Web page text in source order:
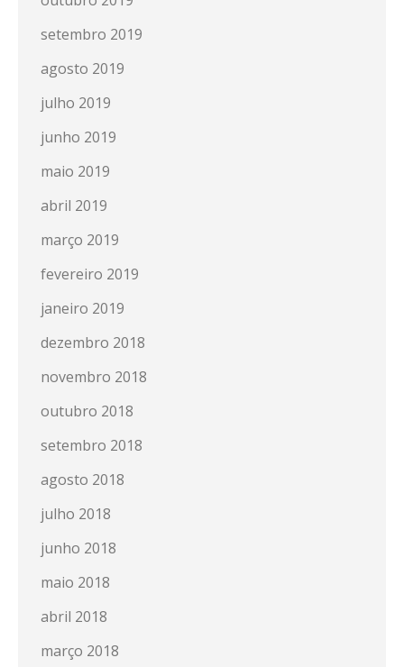
setembro 2019
agosto 2019
julho 2019
junho 2019
maio 2019
abril 2019
março 2019
fevereiro 2019
janeiro 2019
dezembro 2018
novembro 2018
outubro 2018
setembro 2018
agosto 2018
julho 2018
junho 2018
maio 2018
abril 2018
março 2018